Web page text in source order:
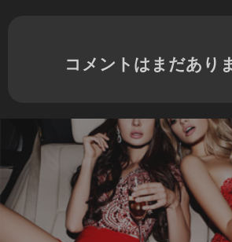
コメントはまだあり